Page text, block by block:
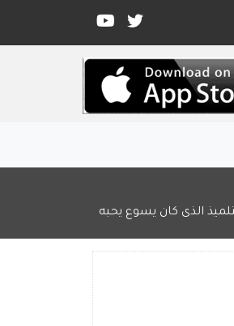
الذى كان يسوع يحبه